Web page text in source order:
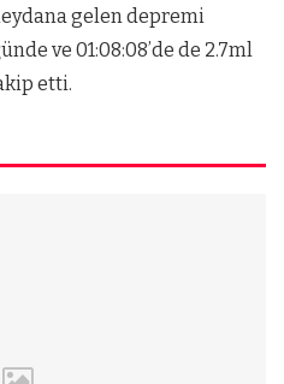
gelen depremi
ve 01:08:08’de de 2.7ml
etti.